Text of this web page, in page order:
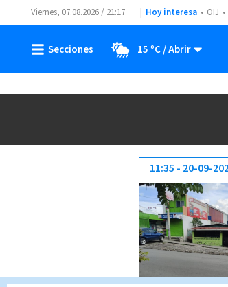
Viernes, 07.08.2026 / 21:17 Hoy interesa OIJ
15 ºC
11:35 20-09-